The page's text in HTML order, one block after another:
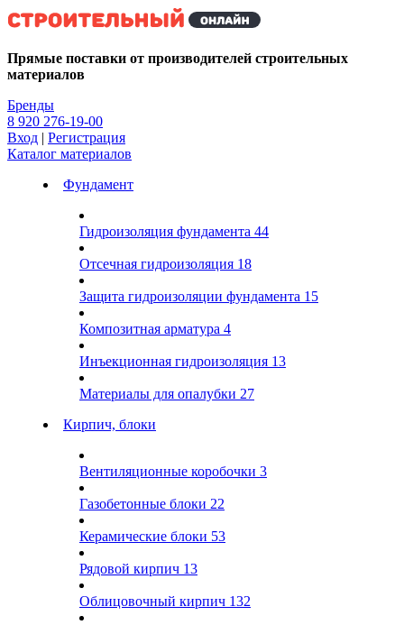
Kg
Прямые поставки от производителей строительных
материалов
Бренды
8 920 276-19-00
Вход | Регистрация
Каталог материалов
Фундамент
Гидроизоляция фундамента 44
Отсечная гидроизоляция 18
Защита гидроизоляции фундамента 15
Композитная арматура 4
Инъекционная гидроизоляция 13
Материалы для опалубки 27
Кирпич, блоки
Вентиляционные коробочки 3
Газобетонные блоки 22
Керамические блоки 53
Рядовой кирпич 13
Облицовочный кирпич 132